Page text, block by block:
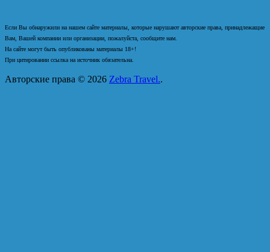
Если Вы обнаружили на нашем сайте материалы, которые нарушают авторские права, принадлежащие
Вам, Вашей компании или организации, пожалуйста, сообщите нам.
На сайте могут быть опубликованы материалы 18+!
При цитировании ссылка на источник обязательна.
Авторские права © 2026 Zebra Travel..